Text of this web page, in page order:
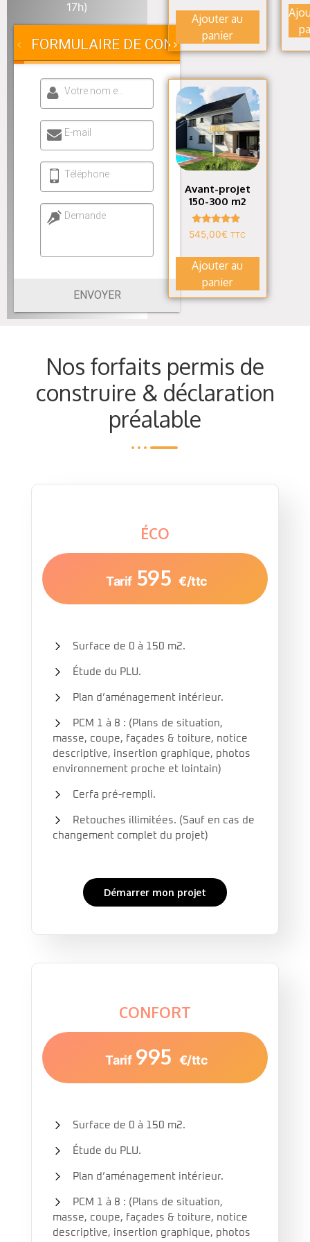
17h)
FORMULAIRE DE CONTACT
Votre nom et prénom
E-mail
Téléphone
Demande
ENVOYER
Ajouter au
panier
Avant-projet
150-300 m2
Note
5.00
545,00€ TTC
Ajouter au
panier
Nos forfaits permis de
construire & déclaration
préalable
ÉCO
Tarif 595 €/ttc
Surface de 0 à 150 m2.
Étude du PLU.
Plan d’aménagement intérieur.
PCM 1 à 8 : (Plans de situation,
masse, coupe, façades & toiture, notice
descriptive, insertion graphique, photos
environnement proche et lointain)
Cerfa pré-rempli.
Retouches illimitées. (Sauf en cas de
changement complet du projet)
Démarrer mon projet
CONFORT
Tarif 995 €/ttc
Surface de 0 à 150 m2.
Étude du PLU.
Plan d’aménagement intérieur.
PCM 1 à 8 : (Plans de situation,
masse, coupe, façades & toiture, notice
descriptive, insertion graphique, photos